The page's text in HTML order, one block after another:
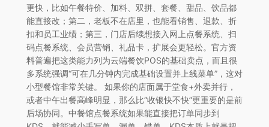
更快，比如午餐特价、加料、双拼、套餐、甜品、饮品都
能直接改；第二，老板不在店里，也能看销售、退款、折
扣和员工业绩；第三，门店后续想接入网上点餐系统、扫
码点餐系统、会员营销、礼品卡，扩展会更轻松。官方资
料普遍把这类能力列为云端餐饮POS的基础卖点，而且很
多系统强调“可在几分钟内完成基础设置并上线菜单”，这对
小型餐馆非常关键。 如果你的店面属于堂食+外卖并行，
或者中午出餐高峰明显，那么比“收银快不快”更重要的是前
后场协同。中餐馆点餐系统如果能直接把订单同步到